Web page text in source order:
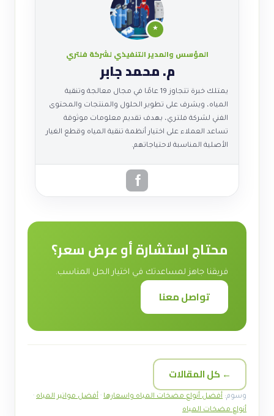
★
المؤسس والمدير التنفيذي لشركة فلتري
م. محمد جابر
يمتلك خبرة تتجاوز 19 عامًا في مجال معالجة وتنقية
المياه، ويشرف على تطوير الحلول والمنتجات والمحتوى
الفني لشركة فلتري، بهدف تقديم معلومات موثوقة
تساعد العملاء على اختيار أنظمة تنقية المياه وقطع الغيار
الأصلية المناسبة لاحتياجاتهم.
محتاج استشارة أو عرض سعر؟
فريقنا جاهز لمساعدتك في اختيار الحل المناسب.
تواصل معنا
← كل المقالات
وسوم: أفضل أنواع مضخات المياه واسعارها · أفضل مواتير المياه ·
أنواع مضخات المياه